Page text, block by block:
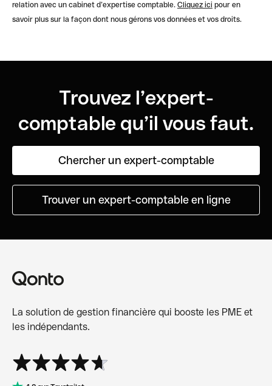
relation avec un cabinet d’expertise comptable. Cliquez ici pour en
savoir plus sur la façon dont nous gérons vos données et vos droits.
Trouvez l’expert-
comptable qu’il vous faut.
Chercher un expert-comptable
Trouver un expert-comptable en ligne
La solution de gestion financière qui booste les PME et
les indépendants.